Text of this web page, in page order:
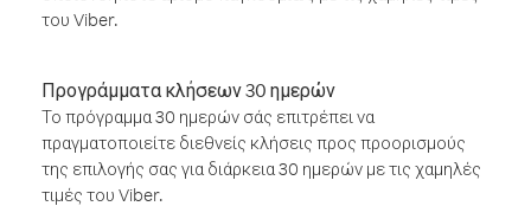
του Viber.
Προγράμματα κλήσεων 30 ημερών
Το πρόγραμμα 30 ημερών σάς επιτρέπει να
πραγματοποιείτε διεθνείς κλήσεις προς προορισμούς
της επιλογής σας για διάρκεια 30 ημερών με τις χαμηλές
τιμές του Viber.